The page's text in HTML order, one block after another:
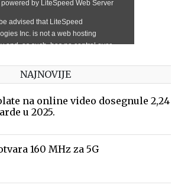
NAJNOVIJE
na online video dosegnule 2,24
u 2025.
160 MHz za 5G